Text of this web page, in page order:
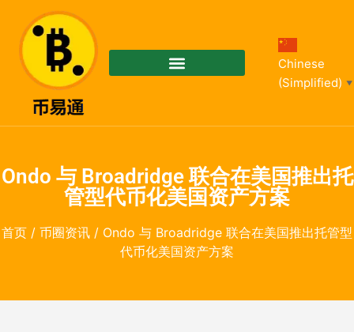
Chinese
(Simplified)
▼
Ondo 与 Broadridge 联合在美国推出托
管型代币化美国资产方案
首页 / 币圈资讯 / Ondo 与 Broadridge 联合在美国推出托管型
代币化美国资产方案